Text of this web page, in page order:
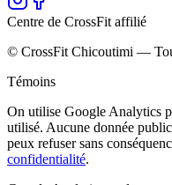
Centre de CrossFit affilié
© CrossFit Chicoutimi —
Témoins
On utilise Google Analytics
utilisé. Aucune donnée
peux refuser sans
confidentialité.